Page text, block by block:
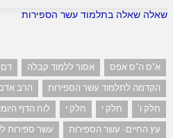
שאלה שאלה בתלמוד עשר הספירות
א"ס ה"ס אפס אסור ללמוד קבלה דם
הקדמה לתלמוד עשר הספירות
הרב אדם
חלק ו'
חלק י חלק י לוח הדף היומי
עץ החיים- עשר הספירות
עשר ספירות